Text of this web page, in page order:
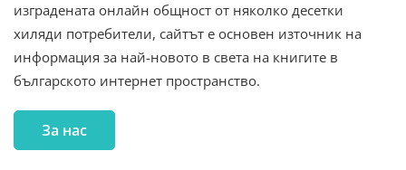
изградената онлайн общност от няколко десетки
хиляди потребители, сайтът е основен източник на
информация за най-новото в света на книгите в
българското интернет пространство.
За нас